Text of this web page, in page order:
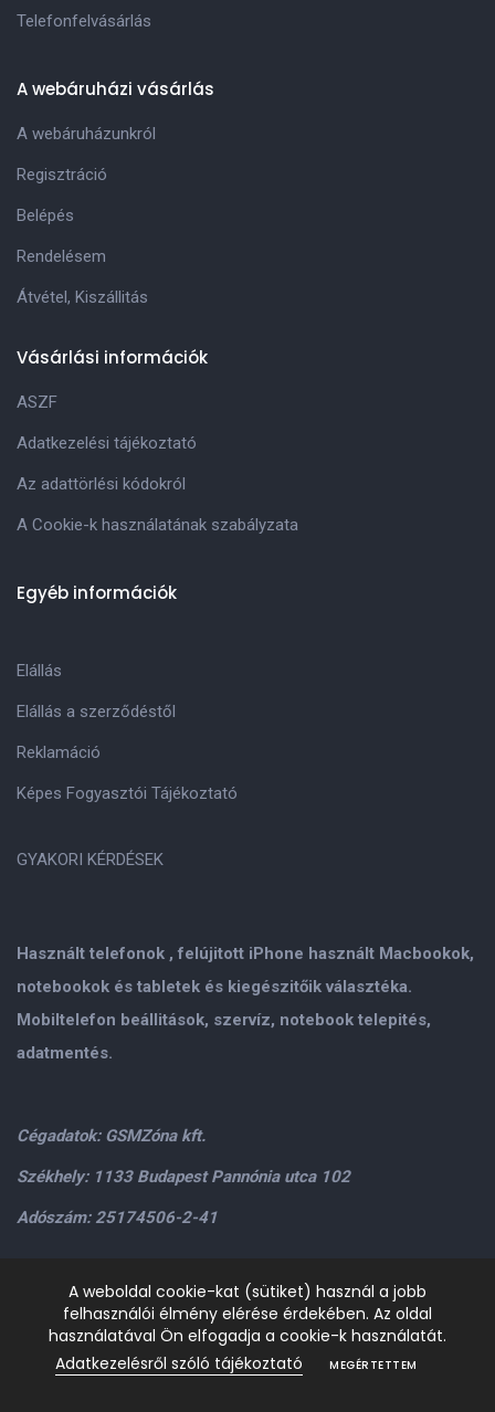
Használt telefonok , felújitott iPhone használt Macbookok,
notebookok és tabletek és kiegészitőik választéka.
Mobiltelefon beállitások, szervíz, notebook telepités,
adatmentés.
Cégadatok: GSMZóna kft.
Székhely: 1133 Budapest Pannónia utca 102
Adószám: 25174506-2-41
Személyes átvétel: GSMZóna kft. 1134.Bp. Váci út 9-15
H-P: 9.00-17.00,Szo: 9.00-13.00+36205534995+36209906363
gsmzonakft@gmail.com
Telefonfelvásárlás
A webáruházi vásárlás
A webáruházunkról
Regisztráció
Belépés
Rendelésem
Átvétel, Kiszállitás
Vásárlási információk
ASZF
Adatkezelési tájékoztató
Az adattörlési kódokról
A Cookie-k használatának szabályzata
Egyéb információk
Elállás
Elállás a szerződéstől
Reklamáció
Képes Fogyasztói Tájékoztató
GYAKORI KÉRDÉSEK
A weboldal cookie-kat (sütiket) használ a jobb
felhasználói élmény elérése érdekében. Az oldal
használatával Ön elfogadja a cookie-k használatát.
Adatkezelésről szóló tájékoztató
MEGÉRTETTEM